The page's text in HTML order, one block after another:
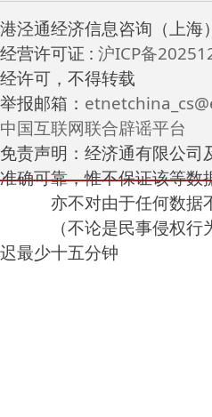
港泾通经济信息咨询（上海
经营许可证 : 沪ICP备
经许可，不得转载
举报邮箱：
中国互联网联合辟谣平台
免责声明：经济通有限公
准确可靠，惟不保证该等数
亦不对由于任何数据
（不论是民事侵权
迟最少十五分钟